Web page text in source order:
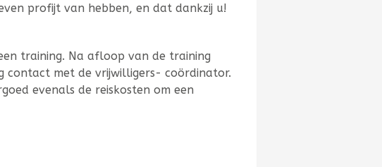
profijt van hebben, en dat dankzij u!
training. Na afloop van de training
contact met de vrijwilligers- coördinator.
evenals de reiskosten om een